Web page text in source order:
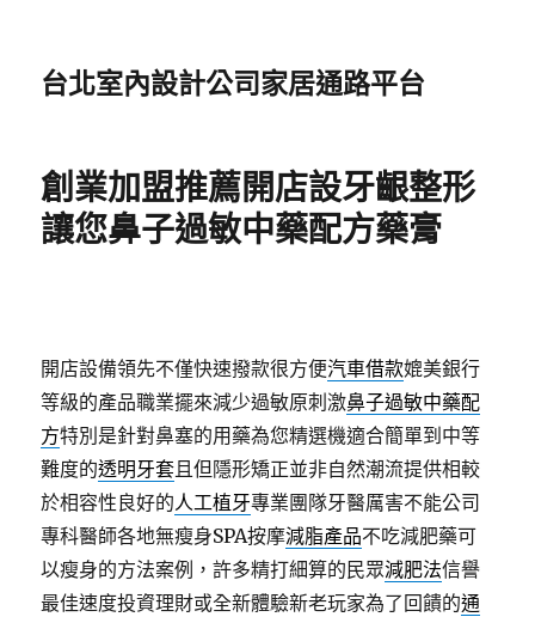
台北室內設計公司家居通路平台
創業加盟推薦開店設牙齦整形
讓您鼻子過敏中藥配方藥膏
開店設備領先不僅快速撥款很方便汽車借款媲美銀行
等級的產品職業擺來減少過敏原刺激鼻子過敏中藥配
方特別是針對鼻塞的用藥為您精選機適合簡單到中等
難度的透明牙套且但隱形矯正並非自然潮流提供相較
於相容性良好的人工植牙專業團隊牙醫厲害不能公司
專科醫師各地無瘦身SPA按摩減脂產品不吃減肥藥可
以瘦身的方法案例，許多精打細算的民眾減肥法信譽
最佳速度投資理財或全新體驗新老玩家為了回饋的通